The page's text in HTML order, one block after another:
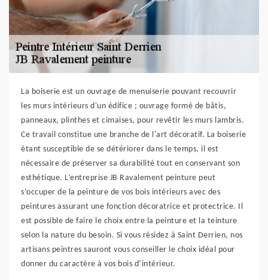
La boiserie est un ouvrage de menuiserie pouvant recouvrir
les murs intérieurs d'un édifice ; ouvrage formé de bâtis,
panneaux, plinthes et cimaises, pour revêtir les murs lambris.
Ce travail constitue une branche de l'art décoratif. La boiserie
étant susceptible de se détériorer dans le temps, il est
nécessaire de préserver sa durabilité tout en conservant son
esthétique. L’entreprise JB Ravalement peinture peut
s’occuper de la peinture de vos bois intérieurs avec des
peintures assurant une fonction décoratrice et protectrice. Il
est possible de faire le choix entre la peinture et la teinture
selon la nature du besoin. Si vous résidez à Saint Derrien, nos
artisans peintres sauront vous conseiller le choix idéal pour
donner du caractère à vos bois d’intérieur.